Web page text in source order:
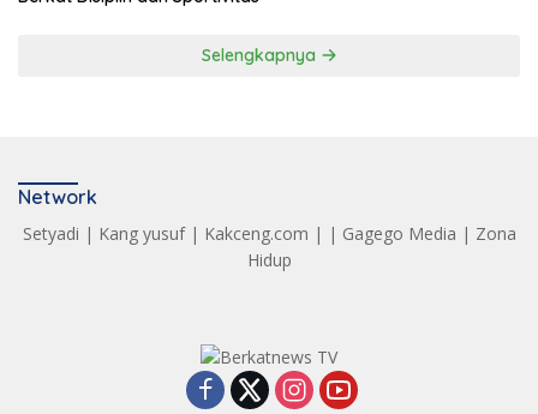
Selengkapnya
Network
Setyadi | Kang yusuf| Kakceng.com | | Gagego Media | Zona
Hidup